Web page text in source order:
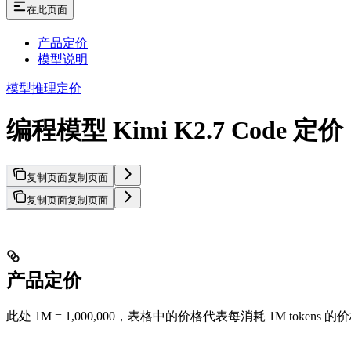
在此页面
产品定价
模型说明
模型推理定价
编程模型 Kimi K2.7 Code 定价
复制页面复制页面
复制页面复制页面
产品定价
此处 1M = 1,000,000，表格中的价格代表每消耗 1M tokens 的